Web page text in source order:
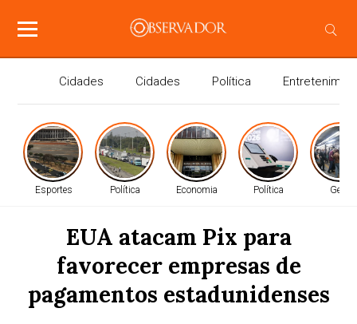
Cidades Cidades Política
Esportes Política Economia Política Geral
EUA atacam Pix para
favorecer empresas de
pagamentos estadunidenses